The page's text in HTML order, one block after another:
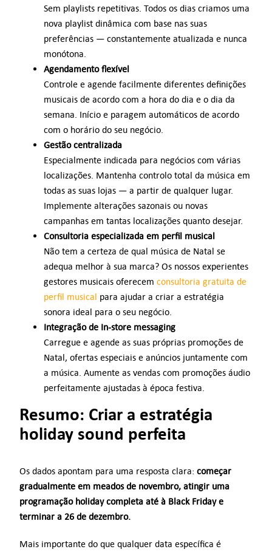
Sem playlists repetitivas. Todos os dias criamos uma
nova playlist dinâmica com base nas suas
preferências — constantemente atualizada e nunca
monótona.
Agendamento flexível
Controle e agende facilmente diferentes definições
musicais de acordo com a hora do dia e o dia da
semana. Início e paragem automáticos de acordo
com o horário do seu negócio.
Gestão centralizada
Especialmente indicada para negócios com várias
localizações. Mantenha controlo total da música em
todas as suas lojas — a partir de qualquer lugar.
Implemente alterações sazonais ou novas
campanhas em tantas localizações quanto desejar.
Consultoria especializada em perfil musical
Não tem a certeza de qual música de Natal se
adequa melhor à sua marca? Os nossos experientes
gestores musicais oferecem consultoria gratuita de
perfil musical para ajudar a criar a estratégia
sonora ideal para o seu negócio.
Integração de In-store messaging
Carregue e agende as suas próprias promoções de
Natal, ofertas especiais e anúncios juntamente com
a música. Aumente as vendas com promoções áudio
perfeitamente ajustadas à época festiva.
Resumo: Criar a estratégia
holiday sound perfeita
Os dados apontam para uma resposta clara: começar
gradualmente em meados de novembro, atingir uma
programação holiday completa até à Black Friday e
terminar a 26 de dezembro.
Mais importante do que qualquer data específica é